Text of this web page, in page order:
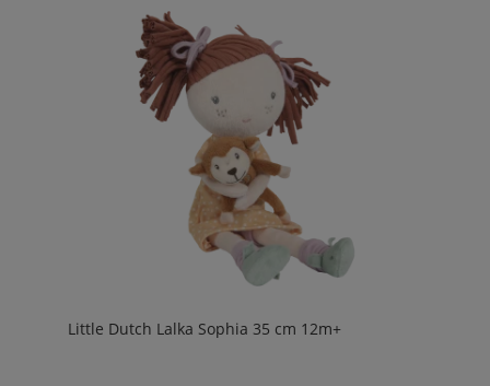
Little Dutch Lalka Sophia 35 cm 12m+